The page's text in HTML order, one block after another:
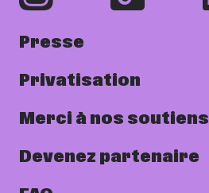
Presse
Privatisation
Merci à nos soutiens
Devenez partenaire